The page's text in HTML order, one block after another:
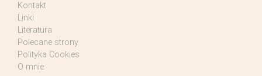
Kontakt
Linki
Literatura
Polecane strony
Polityka Cookies
O mnie